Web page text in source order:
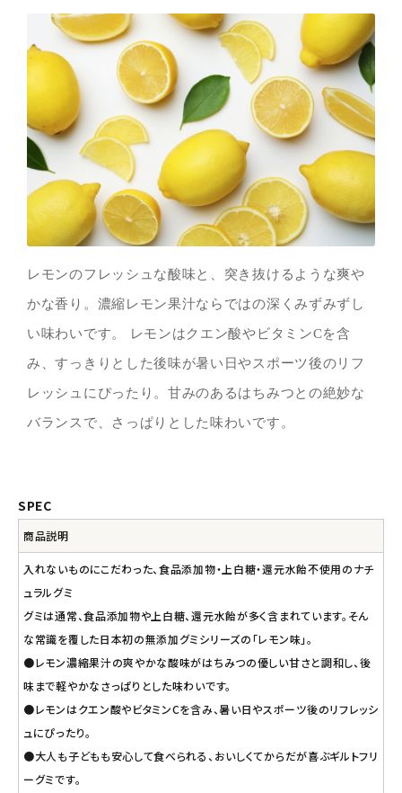
レモンのフレッシュな酸味と、突き抜けるような爽や
かな香り。濃縮レモン果汁ならではの深くみずみずし
い味わいです。 レモンはクエン酸やビタミンCを含
み、すっきりとした後味が暑い日やスポーツ後のリフ
レッシュにぴったり。甘みのあるはちみつとの絶妙な
バランスで、さっぱりとした味わいです。
SPEC
商品説明
入れないものにこだわった、食品添加物・上白糖・還元水飴不使用のナチ
ュラルグミ
グミは通常、食品添加物や上白糖、還元水飴が多く含まれています。そん
な常識を覆した日本初の無添加グミシリーズの「レモン味」。
●レモン濃縮果汁の爽やかな酸味がはちみつの優しい甘さと調和し、後
味まで軽やかなさっぱりとした味わいです。
●レモンはクエン酸やビタミンCを含み、暑い日やスポーツ後のリフレッシ
ュにぴったり。
●大人も子どもも安心して食べられる、おいしくてからだが喜ぶギルトフリ
ーグミです。